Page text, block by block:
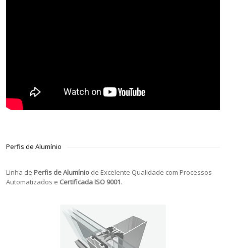
Perfis de Alumínio
Linha de Perfis de Alumínio de Excelente Qualidade com Processos
Automatizados e Certificada ISO 9001.